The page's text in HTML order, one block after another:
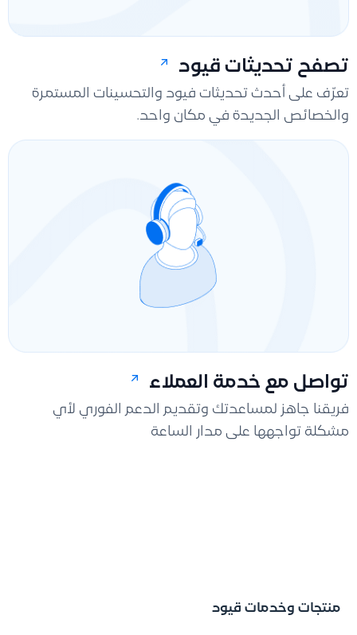
تصفح تحديثات قيود
تعرّف على أحدث تحديثات فيود والتحسينات المستمرة
والخصائص الجديدة في مكان واحد.
تواصل مع خدمة العملاء
فريقنا جاهز لمساعدتك وتقديم الدعم الفوري لأي
مشكلة تواجهها على مدار الساعة
منتجات وخدمات قيود